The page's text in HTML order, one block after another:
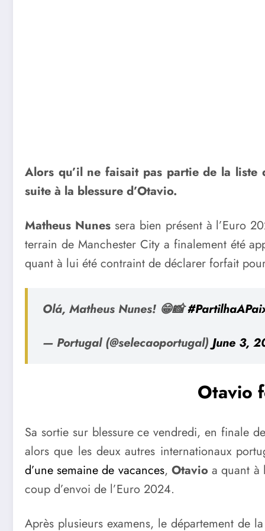
Alors qu’il ne faisait pas partie de la
suite à la blessure d’Otavio.
Matheus Nunessera bien présent à l’Euro
terrain de Manchester City a finalement été
quant à lui été contraint de déclarer forfait
Olá, Matheus Nunes! 😁📸
— Portugal (@selecaoportugal) June 3,
Otavio
Sa sortie sur blessure ce vendredi, en finale
alors que les deux autres internationaux
d’une semaine de vacances, Otavio a quant à
coup d’envoi de l’Euro 2024.
Après plusieurs examens, le département de